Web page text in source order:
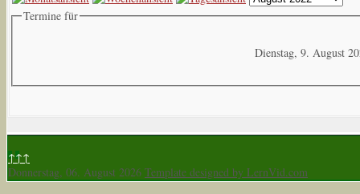
Termine für
Dienstag, 9. August
↑↑↑
Donnerstag, 06. August 2026 Template designed by LernVid.com